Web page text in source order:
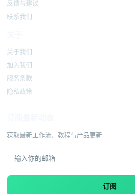
反馈与建议
联系我们
关于我们
加入我们
服务条款
隐私政策
获取最新工作流、教程与产品更新
订阅